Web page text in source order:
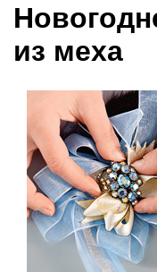
из меха